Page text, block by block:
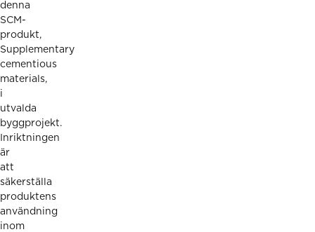
denna
SCM-
produkt,
Supplementary
cementious
materials,
i
utvalda
byggprojekt.
Inriktningen
är
att
säkerställa
produktens
användning
inom